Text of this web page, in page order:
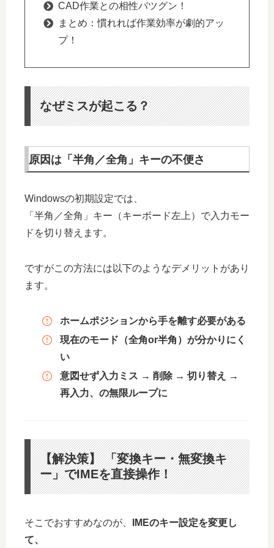
CAD作業との相性バツグン！
まとめ：慣れれば作業効率が劇的アッ
プ！
なぜミスが起こる？
原因は「半角／全角」キーの不便さ
Windowsの初期設定では、
「半角／全角」キー（キーボード左上）で入力モー
ドを切り替えます。
ですがこの方法には以下のようなデメリットがあり
ます。
ホームポジションから手を離す必要がある
現在のモード（全角or半角）が分かりにく
い
意図せず入力ミス → 削除 → 切り替え →
再入力、の無限ループに
【解決策】 「変換キー・無変換キ
ー」でIMEを直接操作！
そこでおすすめなのが、
IMEのキー設定を変更し
て、